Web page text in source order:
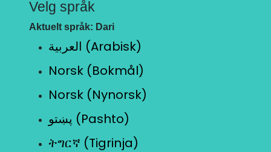
Velg språk
Aktuelt språk: Dari
العربية (Arabisk)
Norsk (Bokmål)
Norsk (Nynorsk)
پښتو (Pashto)
ትግርኛ (Tigrinja)